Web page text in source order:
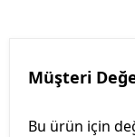
Müşteri
Bu ürün için